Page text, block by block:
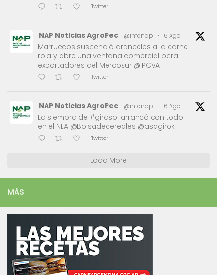
Twitter
NAP Noticias AgroPec @infonap · 6 Ago
Marruecos suspendió aranceles a la carne
roja y abre una ventana comercial para
exportadores del Mercosur @IPCVA
Twitter
NAP Noticias AgroPec @infonap · 6 Ago
La siembra de #girasol arrancó con todo
en el NEA @Bolsadecereales @asagirok
Twitter
Load More
MÁS